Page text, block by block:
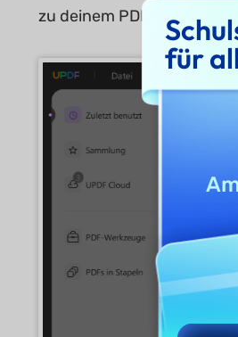
zu deinem PDF zu erhalten.
für